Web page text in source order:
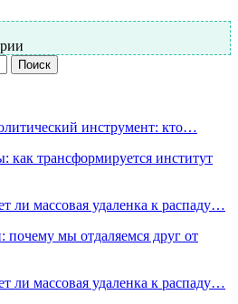
инструмент: кто…
как трансформируется институт
ли массовая удаленка к распаду…
почему мы отдаляемся друг от
ли массовая удаленка к распаду…